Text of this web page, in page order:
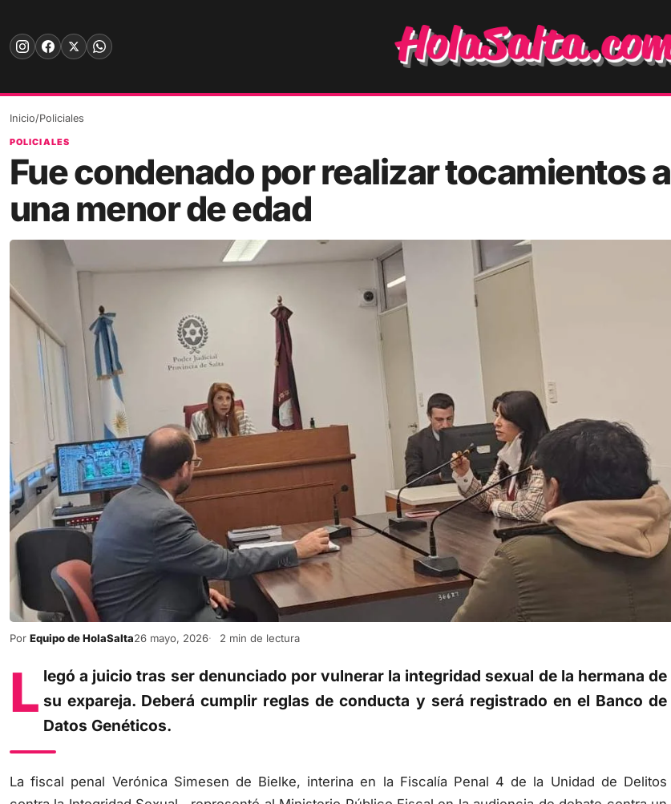
content
Inicio/Policiales
POLICIALES
Fue condenado por realizar tocamientos a
una menor de edad
Por Equipo de HolaSalta26 mayo, 2026 2 min de lectura
L legó a juicio tras ser denunciado por vulnerar la integridad sexual de la hermana de
su expareja. Deberá cumplir reglas de conducta y será registrado en el Banco de
Datos Genéticos.
La fiscal penal Verónica Simesen de Bielke, interina en la Fiscalía Penal 4 de la Unidad de Delitos